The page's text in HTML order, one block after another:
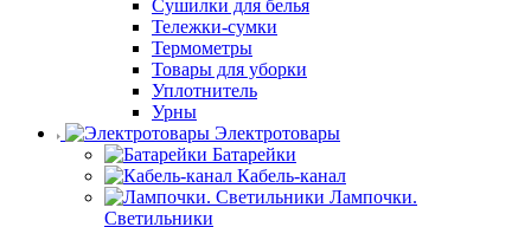
Сушилки для белья
Тележки-сумки
Термометры
Товары для уборки
Уплотнитель
Урны
Электротовары
Батарейки
Кабель-канал
Лампочки.
Светильники